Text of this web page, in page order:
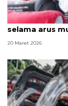
ORI pantau
selama arus
20 Maret 2026